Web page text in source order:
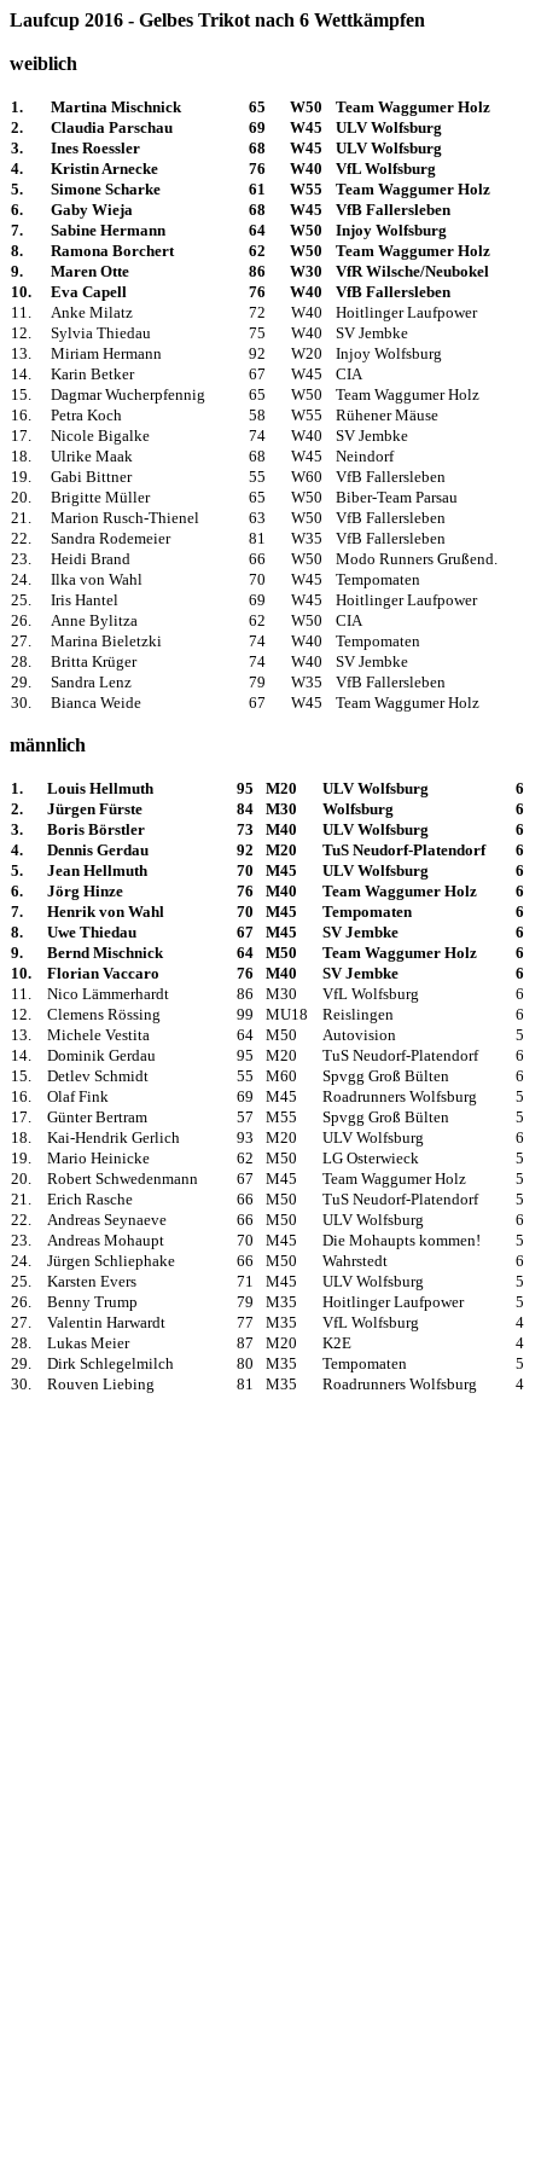
Laufcup 2016 - Gelbes Trikot nach 6 Wettkämpfen
weiblich
1. Martina Mischnick 65 W50 Team Waggumer Holz
2.
Claudia Parschau 69 W45 ULV Wolfsburg
3.
Ines Roessler 68 W45 ULV Wolfsburg
4.
Kristin Arnecke 76 W40 VfL Wolfsburg
5.
Simone Scharke 61 W55 Team Waggumer Holz
6.
Gaby Wieja 68 W45 VfB Fallersleben
7.
Sabine Hermann 64 W50 Injoy Wolfsburg
8.
Ramona Borchert 62 W50 Team Waggumer Holz
9.
Maren Otte 86 W30 VfR Wilsche/Neubokel
10.
Eva Capell 76 W40 VfB Fallersleben
11.
Anke Milatz 72 W40 Hoitlinger Laufpower
12.
Sylvia Thiedau 75 W40 SV Jembke
13.
Miriam Hermann 92 W20 Injoy Wolfsburg
14.
Karin Betker 67 W45 CIA
15.
Dagmar Wucherpfennig 65 W50 Team Waggumer Holz
16.
Petra Koch 58 W55 Rühener Mäuse
17.
Nicole Bigalke 74 W40 SV Jembke
18.
Ulrike Maak 68 W45 Neindorf
19.
Gabi Bittner 55 W60 VfB Fallersleben
20.
Brigitte Müller 65 W50 Biber-Team Parsau
21.
Marion Rusch-Thienel 63 W50 VfB Fallersleben
22.
Sandra Rodemeier 81 W35 VfB Fallersleben
23.
Heidi Brand 66 W50 Modo Runners Grußend.
24.
Ilka von Wahl 70 W45 Tempomaten
25.
Iris Hantel 69 W45 Hoitlinger Laufpower
26.
Anne Bylitza 62 W50 CIA
27.
Marina Bieletzki 74 W40 Tempomaten
28.
Britta Krüger 74 W40 SV Jembke
29.
Sandra Lenz 79 W35 VfB Fallersleben
30.
Bianca Weide 67 W45 Team Waggumer Holz
männlich
1. Louis Hellmuth 95 M20 ULV Wolfsburg
6
2.
Jürgen Fürste 84 M30 Wolfsburg
6
3.
Boris Börstler 73 M40 ULV Wolfsburg
6
4.
Dennis Gerdau 92 M20 TuS Neudorf-Platendorf
6
5.
Jean Hellmuth 70 M45 ULV Wolfsburg
6
6.
Jörg Hinze 76 M40 Team Waggumer Holz
6
7.
Henrik von Wahl 70 M45 Tempomaten
6
8.
Uwe Thiedau 67 M45 SV Jembke
6
9.
Bernd Mischnick 64 M50 Team Waggumer Holz
6
10.
Florian Vaccaro 76 M40 SV Jembke
6
11.
Nico Lämmerhardt 86 M30 VfL Wolfsburg
6
12.
Clemens Rössing 99 MU18 Reislingen
6
13.
Michele Vestita 64 M50 Autovision
5
14.
Dominik Gerdau 95 M20 TuS Neudorf-Platendorf
6
15.
Detlev Schmidt 55 M60 Spvgg Groß Bülten
6
16.
Olaf Fink 69 M45 Roadrunners Wolfsburg
5
17.
Günter Bertram 57 M55 Spvgg Groß Bülten
5
18.
Kai-Hendrik Gerlich 93 M20 ULV Wolfsburg
6
19.
Mario Heinicke 62 M50 LG Osterwieck
5
20.
Robert Schwedenmann 67 M45 Team Waggumer Holz
5
21.
Erich Rasche 66 M50 TuS Neudorf-Platendorf
5
22.
Andreas Seynaeve 66 M50 ULV Wolfsburg
6
23.
Andreas Mohaupt 70 M45 Die Mohaupts kommen!
5
24.
Jürgen Schliephake 66 M50 Wahrstedt
6
25.
Karsten Evers 71 M45 ULV Wolfsburg
5
26.
Benny Trump 79 M35 Hoitlinger Laufpower
5
27.
Valentin Harwardt 77 M35 VfL Wolfsburg
4
28.
Lukas Meier 87 M20 K2E
4
29.
Dirk Schlegelmilch 80 M35 Tempomaten
5
30.
Rouven Liebing 81 M35 Roadrunners Wolfsburg 4